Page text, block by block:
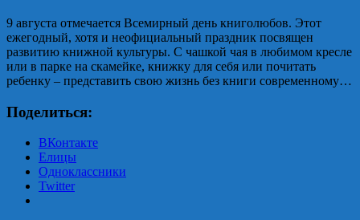
9 августа отмечается Всемирный день книголюбов. Этот
ежегодный, хотя и неофициальный праздник посвящен
развитию книжной культуры. С чашкой чая в любимом кресле
или в парке на скамейке, книжку для себя или почитать
ребенку – представить свою жизнь без книги современному…
Поделиться:
ВКонтакте
Елицы
Одноклассники
Twitter